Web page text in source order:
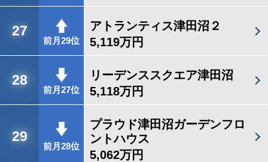
27
前月29位
アトランティス津田沼２
5,119万円
28
前月27位
リーデンススクエア津田沼
5,118万円
29
前月28位
プラウド津田沼ガーデンフロ
ントハウス
5,062万円